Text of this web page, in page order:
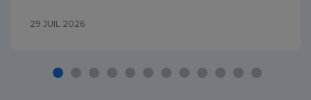
29 JUIL 2026